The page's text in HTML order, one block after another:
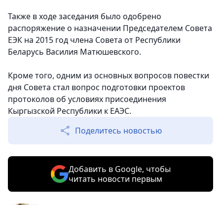
Также в ходе заседания было одобрено
распоряжение о назначении Председателем Совета
ЕЭК на 2015 год члена Совета от Республики
Беларусь Василия Матюшевского.
Кроме того, одним из основных вопросов повестки
дня Совета стал вопрос подготовки проектов
протоколов об условиях присоединения
Кыргызской Республики к ЕАЭС.
Поделитесь новостью
Добавить в Google, чтобы
читать новости первым